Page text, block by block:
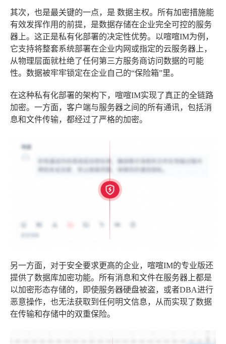
其次，也是最关键的一点，是 数据主权。所有加密措施能
有效发挥作用的前提，是数据存储在企业完全可控的服务
器上。这正是私有化部署的决定性优势。以喧喧IM为例，
它支持将整套系统部署在企业内网或指定的云服务器上，
从物理层面就杜绝了任何第三方服务商访问数据的可能
性。数据被牢牢锁定在企业自己的“保险箱”里。
在这种私有化部署的架构下，喧喧IM实现了真正的全链路
加密。一方面，客户端与服务器之间的所有通讯，包括消
息和文件传输，都经过了严格的加密。
另一方面，对于安全要求更高的企业，喧喧IM的专业版还
提供了数据库加密功能。所有消息和文件在服务器上都是
以加密形态存储的，即使服务器硬盘被盗，或者DBA进行
恶意操作，也无法获取到任何明文信息，从而实现了数据
在传输和存储中的双重保险。